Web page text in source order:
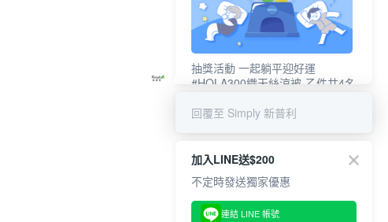
抽獎活動 一起躺平迎好運
#HOLA300織天絲涼被-乙件共4名
回覆至 Simply 新普利
加入LINE送$200
不定時發送獨家優惠
連結 LINE 帳號